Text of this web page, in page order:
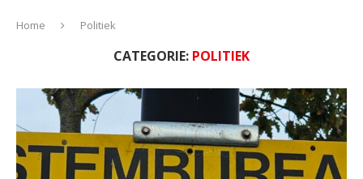
Home Politiek
CATEGORIE: POLITIEK